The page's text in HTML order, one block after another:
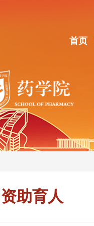
首页
资助育人